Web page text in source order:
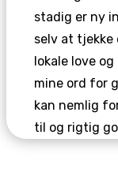
stadig er ny
selv at
lokale love
mine ord for
kan nemlig
til og rigtig